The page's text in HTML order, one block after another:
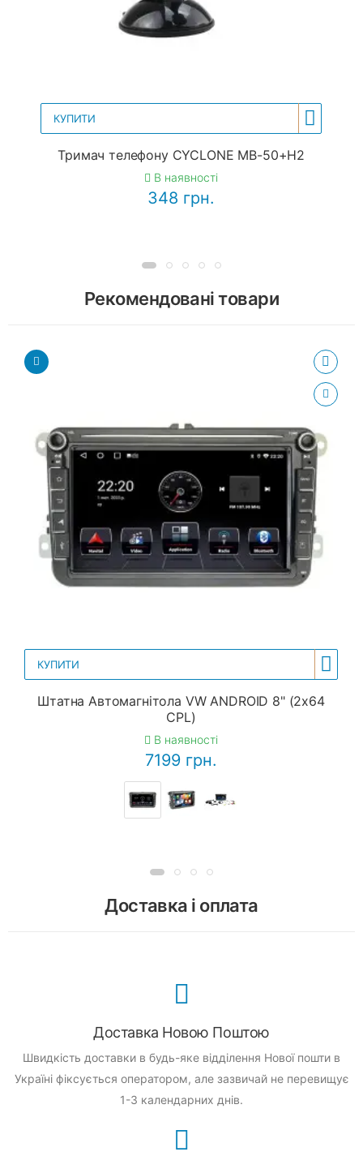
КУПИТИ
Тримач телефону CYCLONE MB-50+H2
В наявності
348 грн.
Рекомендовані товари
КУПИТИ
Штатна Автомагнітола VW ANDROID 8" (2x64
CPL)
В наявності
7199 грн.
Доставка і оплата
Доставка Новою Поштою
Швидкість доставки в будь-яке відділення Нової пошти в
Україні фіксується оператором, але зазвичай не перевищує
1-3 календарних днів.